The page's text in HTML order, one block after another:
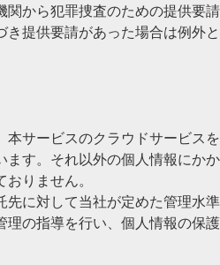
関から犯罪捜査のための提供要請
提供要請があった場合は例外と
本サービスのクラウドサービスを
ます。それ以外の個人情報にかか
りません。
先に対して当社が定めた管理水準
理の指導を行い、個人情報の保護